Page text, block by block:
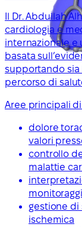
Il Dr. Abdullah
cardiologia e
internazionale e
basata
supportando sia
percorso di
Aree principali
dolore
valori
controllo
malattie
gestione di
ischemica